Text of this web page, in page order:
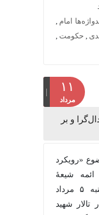
امام,
,
۱۱
مرداد
بر
در تاریخ دوشنبه ۵ مرداد
در تالار شهید